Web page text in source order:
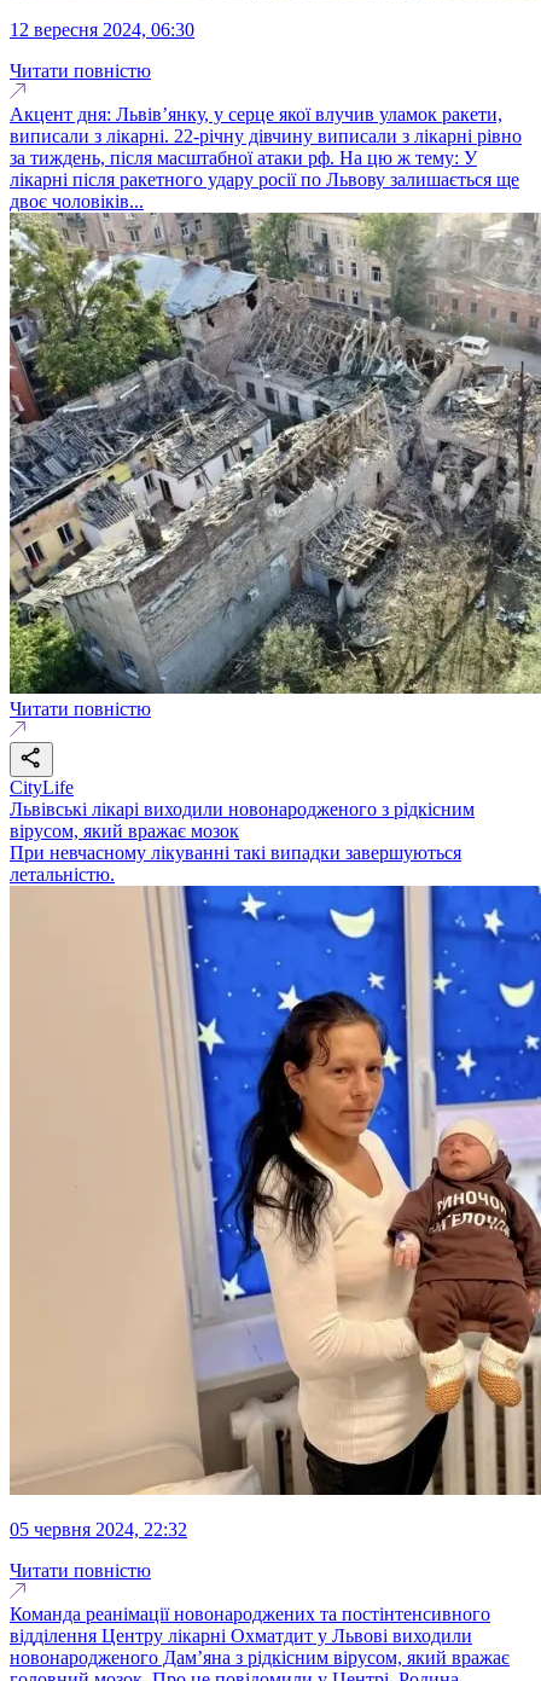
12 вересня 2024, 06:30
Читати повністю
Акцент дня: Львів’янку, у серце якої влучив уламок ракети,
виписали з лікарні. 22-річну дівчину виписали з лікарні рівно
за тиждень, після масштабної атаки рф. На цю ж тему: У
лікарні після ракетного удару росії по Львову залишається ще
двоє чоловіків...
Читати повністю
CityLife
Львівські лікарі виходили новонародженого з рідкісним
вірусом, який вражає мозок
При невчасному лікуванні такі випадки завершуються
летальністю.
05 червня 2024, 22:32
Читати повністю
Команда реанімації новонароджених та постінтенсивного
відділення Центру лікарні Охматдит у Львові виходили
новонародженого Дамʼяна з рідкісним вірусом, який вражає